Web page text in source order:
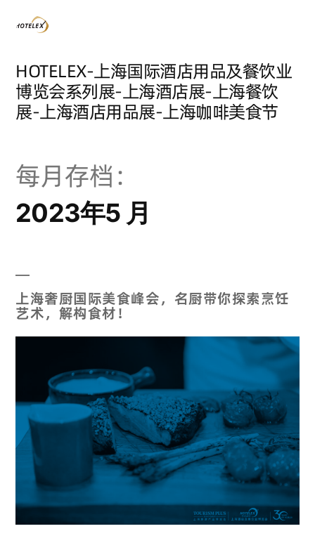
HOTELEX-上海国际酒店用品及餐饮业
博览会系列展-上海酒店展-上海餐饮
展-上海酒店用品展-上海咖啡美食节
每月存档：
2023年5 月
上海奢厨国际美食峰会，名厨带你探索烹饪
艺术，解构食材！